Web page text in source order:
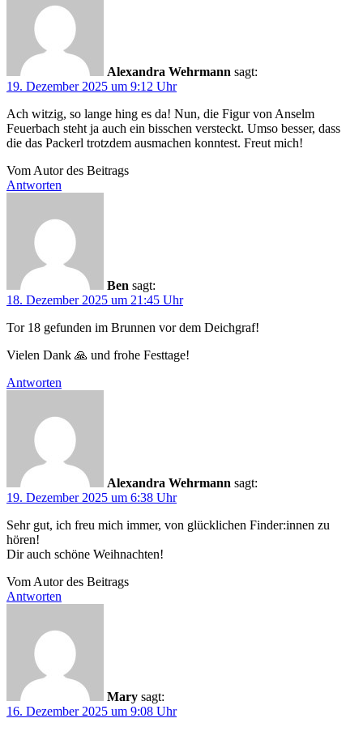
Alexandra Wehrmann sagt:
19. Dezember 2025 um 9:12 Uhr
Ach witzig, so lange hing es da! Nun, die Figur von Anselm
Feuerbach steht ja auch ein bisschen versteckt. Umso besser, dass
die das Packerl trotzdem ausmachen konntest. Freut mich!
Vom Autor des Beitrags
Antworten
Ben sagt:
18. Dezember 2025 um 21:45 Uhr
Tor 18 gefunden im Brunnen vor dem Deichgraf!
Vielen Dank 🙏 und frohe Festtage!
Antworten
Alexandra Wehrmann sagt:
19. Dezember 2025 um 6:38 Uhr
Sehr gut, ich freu mich immer, von glücklichen Finder:innen zu
hören!
Dir auch schöne Weihnachten!
Vom Autor des Beitrags
Antworten
Mary sagt:
16. Dezember 2025 um 9:08 Uhr